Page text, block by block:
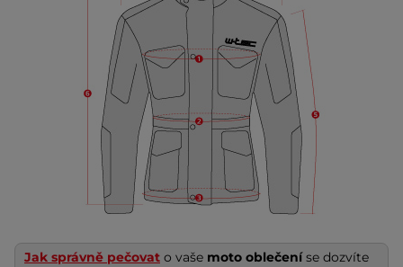
Jak správně pečovat o vaše moto oblečeníse dozvíte